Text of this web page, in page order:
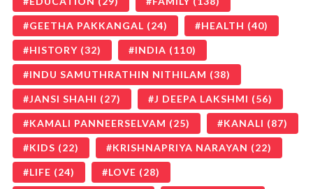
GEETHA PAKKANGAL (24) HEALTH (40)
HISTORY (32) INDIA (110)
INDU SAMUTHRATHIN NITHILAM (38)
JANSI SHAHI (27) J DEEPA LAKSHMI (56)
KAMALI PANNEERSELVAM (25) KANALI (87)
KIDS (22) KRISHNAPRIYA NARAYAN (22)
LIFE (24) LOVE (28)